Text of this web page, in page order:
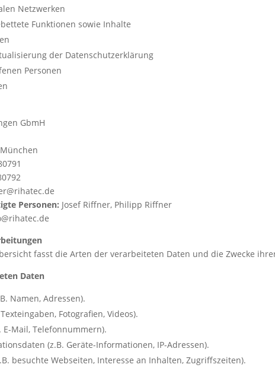
Netzwerken
Funktionen sowie Inhalte
der Datenschutzerklärung
Personen
GbmH
Personen: Josef Riffner, Philipp Riffner
fasst die Arten der verarbeiteten Daten und die Zwecke
Daten
Namen, Adressen).
Fotografien, Videos).
E-Mail, Telefonnummern).
(z.B. Geräte-Informationen, IP-Adressen).
besuchte Webseiten, Interesse an Inhalten, Zugriffszeiten).